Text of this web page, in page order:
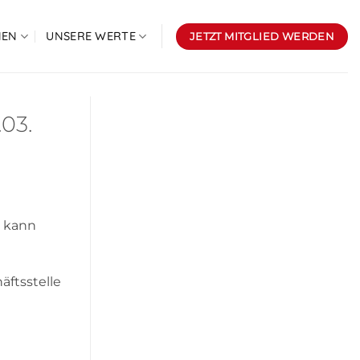
UNSERE WERTE JETZT MITGLIED WERDEN
kann